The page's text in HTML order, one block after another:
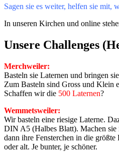
Sagen sie es weiter, helfen sie mit,
In unseren Kirchen und online
Unsere Challenges
Merchweiler:
Basteln sie Laternen und bringen
Zum Basteln sind Gross und Klein
Schaffen wir die 500 Laternen?
Wemmetsweiler:
Wir basteln eine riesige Laterne.
DIN A5 (Halbes Blatt). Machen sie
dann ihre Fensterchen in die
oder alt. Je bunter, je schöner.